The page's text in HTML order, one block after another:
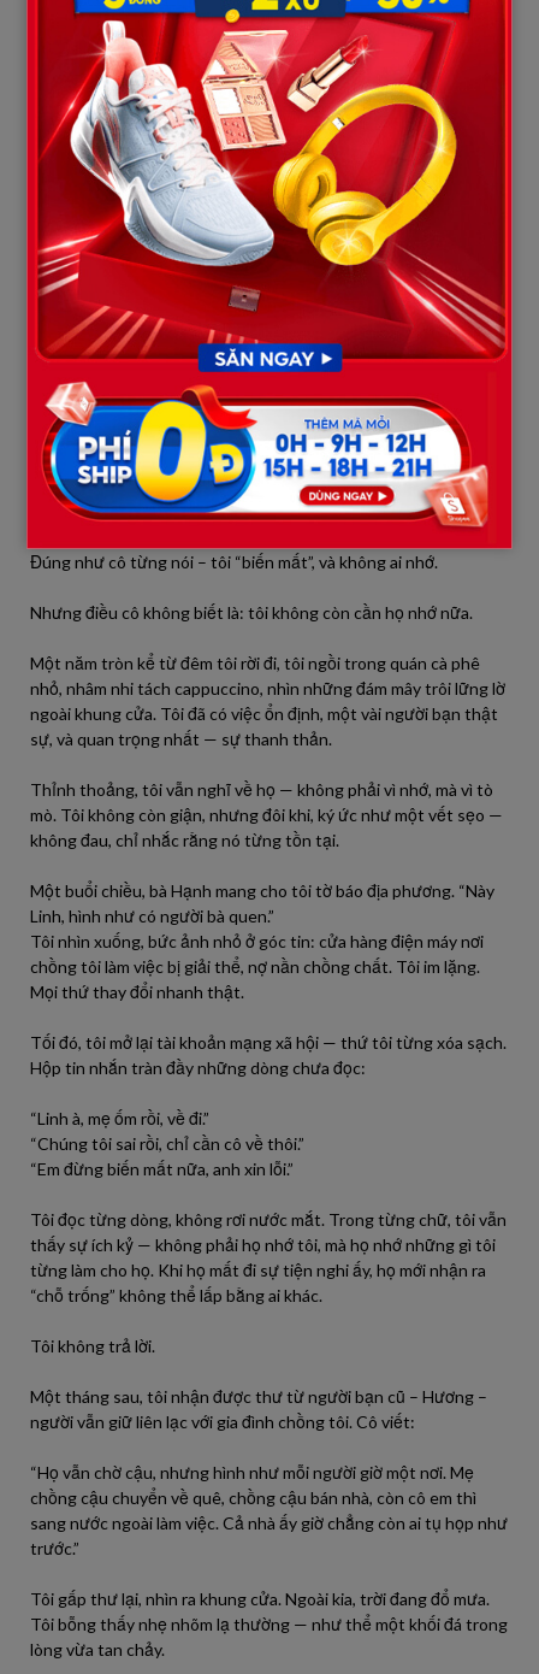
“Ai biết Linh ở đâu, liên hệ giúp. Cô ấy rời nhà không nói gì.”
Bên dưới là vài bình luận của họ hàng:
“Chắc lại giận dỗi.”
“Tính nó thế mà, rồi về thôi.”
“Chị ta đi đâu cũng chẳng ai nhớ đâu.”
Tôi đọc hết, không thấy buồn. Chỉ thấy trống. Cái “gia đình” ấy,
hóa ra chỉ lo khi thiếu người phục vụ, chứ chẳng ai thật sự nhớ
một con người.
Thời gian trôi. Mùa mưa đến, tôi dọn sang căn nhà thuê nhỏ hơn
nhưng có cửa sổ nhìn ra đường. Tôi mua một chiếc xe đạp cũ, đi
làm mỗi sáng. Từng chút một, cuộc sống của tôi trở nên bình
yên.
Có lần, tôi tình cờ gặp lại em chồng cũ trong siêu thị. Cô ta đi
cùng bạn trai, ăn mặc sành điệu, cười nói lớn tiếng. Ánh mắt cô
lướt qua tôi, có chút ngờ ngợ nhưng rồi quay đi nhanh. Tôi đứng
giữa dãy hàng, nghe tim mình đập mạnh, nhưng rồi mỉm cười.
Đúng như cô từng nói – tôi “biến mất”, và không ai nhớ.
Nhưng điều cô không biết là: tôi không còn cần họ nhớ nữa.
Một năm tròn kể từ đêm tôi rời đi, tôi ngồi trong quán cà phê
nhỏ, nhâm nhi tách cappuccino, nhìn những đám mây trôi lững lờ
ngoài khung cửa. Tôi đã có việc ổn định, một vài người bạn thật
sự, và quan trọng nhất — sự thanh thản.
Thỉnh thoảng, tôi vẫn nghĩ về họ — không phải vì nhớ, mà vì tò
mò. Tôi không còn giận, nhưng đôi khi, ký ức như một vết sẹo —
không đau, chỉ nhắc rằng nó từng tồn tại.
Một buổi chiều, bà Hạnh mang cho tôi tờ báo địa phương. “Này
Linh, hình như có người bà quen.”
Tôi nhìn xuống, bức ảnh nhỏ ở góc tin: cửa hàng điện máy nơi
chồng tôi làm việc bị giải thể, nợ nần chồng chất. Tôi im lặng.
Mọi thứ thay đổi nhanh thật.
Tối đó, tôi mở lại tài khoản mạng xã hội — thứ tôi từng xóa sạch.
Hộp tin nhắn tràn đầy những dòng chưa đọc:
“Linh à, mẹ ốm rồi, về đi.”
“Chúng tôi sai rồi, chỉ cần cô về thôi.”
“Em đừng biến mất nữa, anh xin lỗi.”
Tôi đọc từng dòng, không rơi nước mắt. Trong từng chữ, tôi vẫn
thấy sự ích kỷ — không phải họ nhớ tôi, mà họ nhớ những gì tôi
từng làm cho họ. Khi họ mất đi sự tiện nghi ấy, họ mới nhận ra
“chỗ trống” không thể lấp bằng ai khác.
Tôi không trả lời.
Một tháng sau, tôi nhận được thư từ người bạn cũ – Hương –
người vẫn giữ liên lạc với gia đình chồng tôi. Cô viết:
“Họ vẫn chờ cậu, nhưng hình như mỗi người giờ một nơi. Mẹ
chồng cậu chuyển về quê, chồng cậu bán nhà, còn cô em thì
sang nước ngoài làm việc. Cả nhà ấy giờ chẳng còn ai tụ họp như
trước.”
Tôi gấp thư lại, nhìn ra khung cửa. Ngoài kia, trời đang đổ mưa.
Tôi bỗng thấy nhẹ nhõm lạ thường — như thể một khối đá trong
lòng vừa tan chảy.